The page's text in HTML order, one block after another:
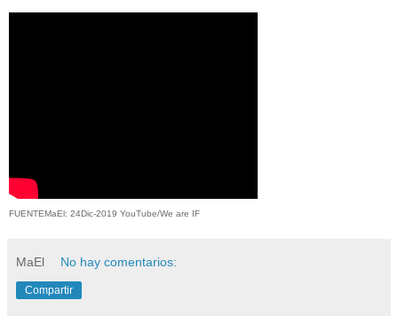
FUENTEMaEl: 24Dic-2019 YouTube/We are IF
MaEl No hay comentarios:
Compartir